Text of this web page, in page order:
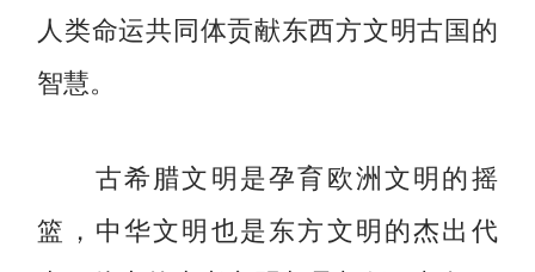
人类命运共同体贡献东西方文明古国的
智慧。
古希腊文明是孕育欧洲文明的摇
篮，中华文明也是东方文明的杰出代